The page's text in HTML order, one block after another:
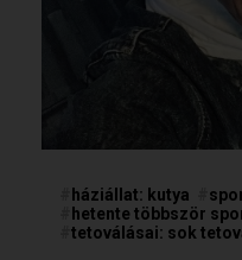
háziállat: kutya
hetente többször
tetoválásai: sok